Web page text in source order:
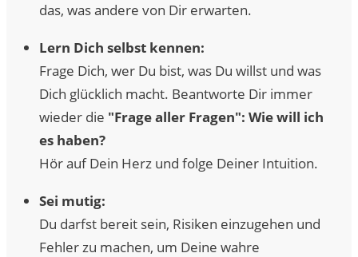
das, was andere von Dir erwarten.
Lern Dich selbst kennen:
Frage Dich, wer Du bist, was Du willst und was
Dich glücklich macht. Beantworte Dir immer
wieder die "Frage aller Fragen": Wie will ich
es haben?
Hör auf Dein Herz und folge Deiner Intuition.
Sei mutig:
Du darfst bereit sein, Risiken einzugehen und
Fehler zu machen, um Deine wahre